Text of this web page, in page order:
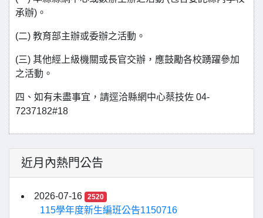
承辦)。
(二) 教育部主辦或委辦之活動。
(三) 其他經上級機關或長官交辦，應鼓勵各校踴躍參加
之活動。
四、如有未盡事宜，請逕洽縣網中心蔡技佐 04-
7237182#18
近月內熱門公告
2026-07-16 2520
115學年度新生編班公告1150716